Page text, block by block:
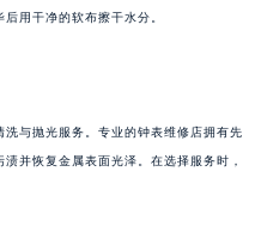
用干净的软布擦干水分。
与抛光服务。专业的钟表维修店拥有先
并恢复金属表面光泽。在选择服务时，